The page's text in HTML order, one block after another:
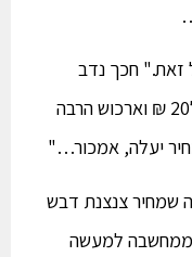
חכך נדב
בדעתו "אמתין שמחיר הדבש יחזור ל20 ₪ וארכוש הרבה
יעלה, אמכור…"
שמחיר צנצנת דבש
למעשה